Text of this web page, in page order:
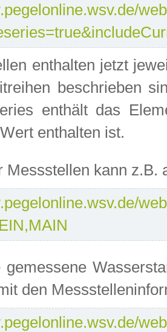
enthalten jetzt
beschrieben
enthält das
enthalten ist.
Messstellen kann
gemessene
den